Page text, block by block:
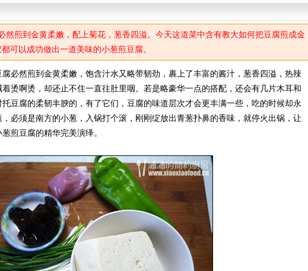
然煎到金黄柔嫩，配上菊花，葱香四溢。今天这道菜中含有教大如何把豆腐煎成金
可以成功做出一道美味的小葱煎豆腐。
然煎到金黄柔嫩，饱含汁水又略带韧劲，裹上了丰富的酱汁，葱香四溢，热辣
烫啊烫，却还止不住一直往肚里咽。若是略豪华一点的搭配，还会有几片木耳和
豆腐的柔韧丰腴的，有了它们，豆腐的味道层次才会更丰满一些，吃的时候却永
必须是南方的小葱，入锅打个滚，刚刚绽放出青葱扑鼻的香味，就停火出锅，让
煎豆腐的精华完美演绎。